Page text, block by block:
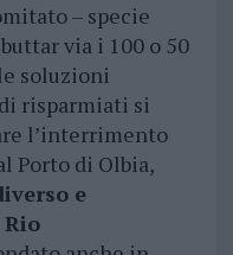
– specie
via i 100 o 50
soluzioni
risparmiati si
l’interrimento
Porto di Olbia,
e